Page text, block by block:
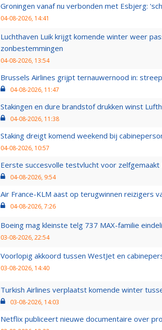
Groningen vanaf nu verbonden met Esbjerg:
04-08-2026, 14:41
Luchthaven Luik krijgt komende winter weer
zonbestemmingen
04-08-2026, 13:54
Brussels Airlines grijpt ternauwernood in:
04-08-2026, 11:47
Stakingen en dure brandstof drukken winst
04-08-2026, 11:38
Staking dreigt komend weekend bij
04-08-2026, 10:57
Eerste succesvolle testvlucht voor
04-08-2026, 9:54
Air France-KLM aast op terugwinnen reizigers
04-08-2026, 7:26
Boeing mag kleinste telg 737 MAX-familie
03-08-2026, 22:54
Voorlopig akkoord tussen WestJet en
03-08-2026, 14:40
Turkish Airlines verplaatst komende winter
03-08-2026, 14:03
Netflix publiceert nieuwe documentaire over